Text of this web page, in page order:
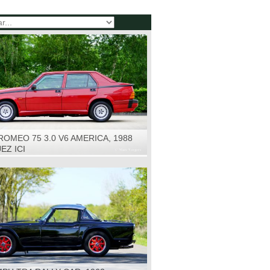
75 3.0 V6 AMERICA, 1988
ICI